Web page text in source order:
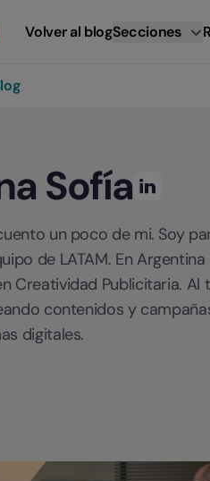
Volver al blogSecciones
Sofía
un poco de mi. Soy
de LATAM. En
Creatividad Publicitaria.
contenidos y
digitales.